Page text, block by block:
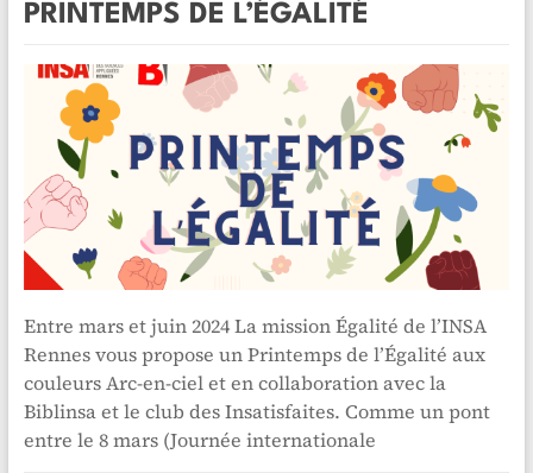
PRINTEMPS DE L’ÉGALITÉ
Entre mars et juin 2024 La mission Égalité de l’INSA
Rennes vous propose un Printemps de l’Égalité aux
couleurs Arc-en-ciel et en collaboration avec la
Biblinsa et le club des Insatisfaites. Comme un pont
entre le 8 mars (Journée internationale